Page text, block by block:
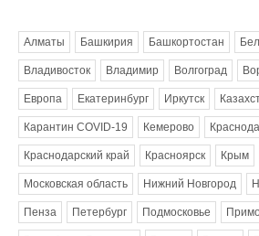
Алматы Башкирия Башкортостан
Владивосток Владимир Волгоград
Европа Екатеринбург Иркутск
Карантин COVID-19 Кемерово
Краснодарский край Красноярск Крым
Московская область Нижний Новгород
Пенза Петербург Подмосковье